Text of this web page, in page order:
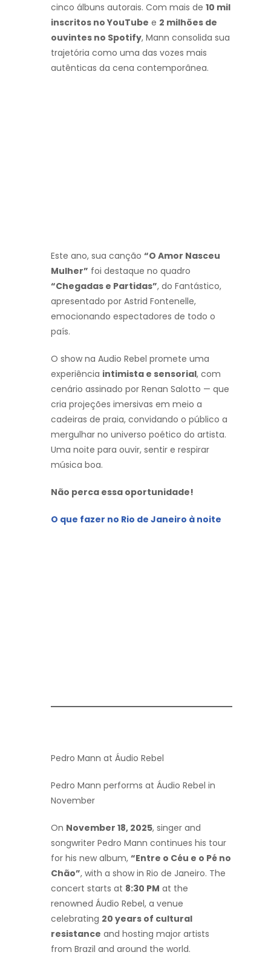
cinco álbuns autorais. Com mais de 10 mil
inscritos no YouTube e 2 milhões de
ouvintes no Spotify, Mann consolida sua
trajetória como uma das vozes mais
autênticas da cena contemporânea.
Este ano, sua canção “O Amor Nasceu
Mulher” foi destaque no quadro
“Chegadas e Partidas”, do Fantástico,
apresentado por Astrid Fontenelle,
emocionando espectadores de todo o
país.
O show na Audio Rebel promete uma
experiência intimista e sensorial, com
cenário assinado por Renan Salotto — que
cria projeções imersivas em meio a
cadeiras de praia, convidando o público a
mergulhar no universo poético do artista.
Uma noite para ouvir, sentir e respirar
música boa.
Não perca essa oportunidade!
O que fazer no Rio de Janeiro à noite
Pedro Mann at Áudio Rebel
Pedro Mann performs at Áudio Rebel in
November
On November 18, 2025, singer and
songwriter Pedro Mann continues his tour
for his new album, “Entre o Céu e o Pé no
Chão”, with a show in Rio de Janeiro. The
concert starts at 8:30 PM at the
renowned Áudio Rebel, a venue
celebrating 20 years of cultural
resistance and hosting major artists
from Brazil and around the world.